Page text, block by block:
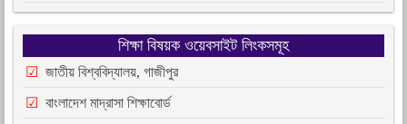
শিক্ষা বিষয়ক ওয়েবসাইট লিংকসমূহ
জাতীয় বিশ্ববিদ্যালয়, গাজীপুর
বাংলাদেশ মাদ্রাসা শিক্ষাবোর্ড